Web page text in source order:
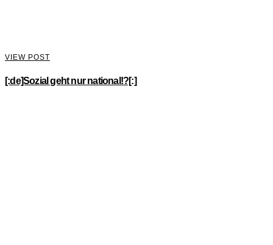
VIEW POST
[:de]Sozial geht nur national!?[:]